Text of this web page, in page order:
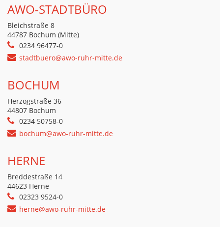
AWO-STADTBÜRO
Bleichstraße 8
44787 Bochum (Mitte)
0234 96477-0
stadtbuero@awo-ruhr-mitte.de
BOCHUM
Herzogstraße 36
44807 Bochum
0234 50758-0
bochum@awo-ruhr-mitte.de
HERNE
Breddestraße 14
44623 Herne
02323 9524-0
herne@awo-ruhr-mitte.de